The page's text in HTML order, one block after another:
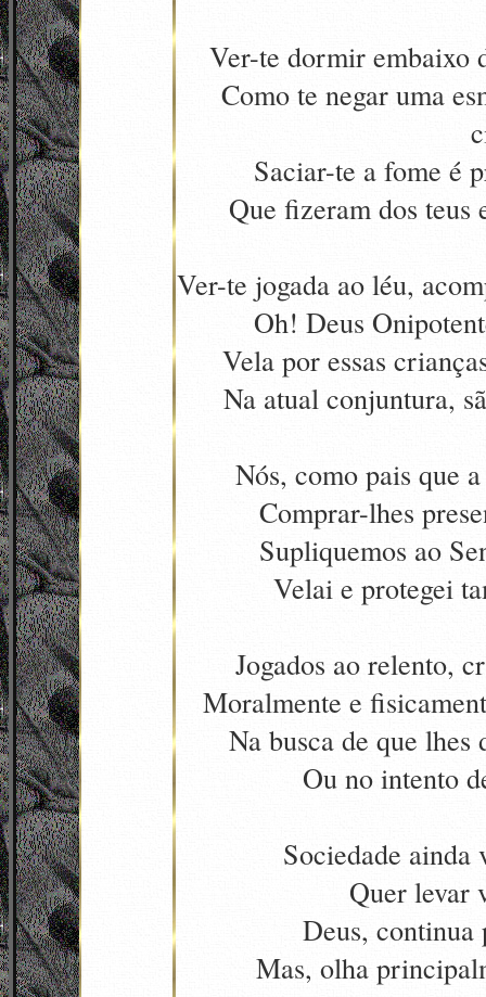
Ver-te dormir embaixo
Como te negar uma
Saciar-te a fome é
Que fizeram dos teus
Ver-te jogada ao léu,
Oh! Deus
Vela por essas
Na atual conjuntura,
Nós, como pais que
Comprar-lhes
Supliquemos ao
Velai e protegei
Jogados ao relento,
Moralmente e
Na busca de que
Ou no intento
Sociedade ainda
Quer levar
Deus, continua
Mas, olha